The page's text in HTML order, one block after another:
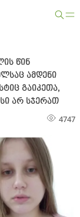
წინ
ამდენი
გაიკეთა,
არ სჯერათ
4747